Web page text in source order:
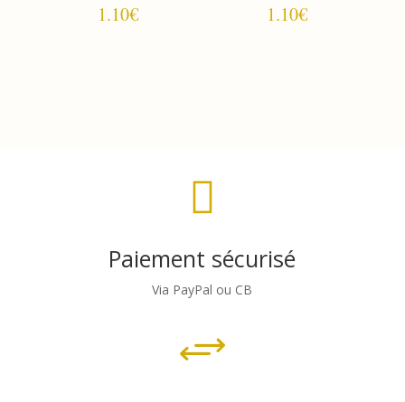
1.10€ 1.10€

Paiement sécurisé
Via PayPal ou CB
+